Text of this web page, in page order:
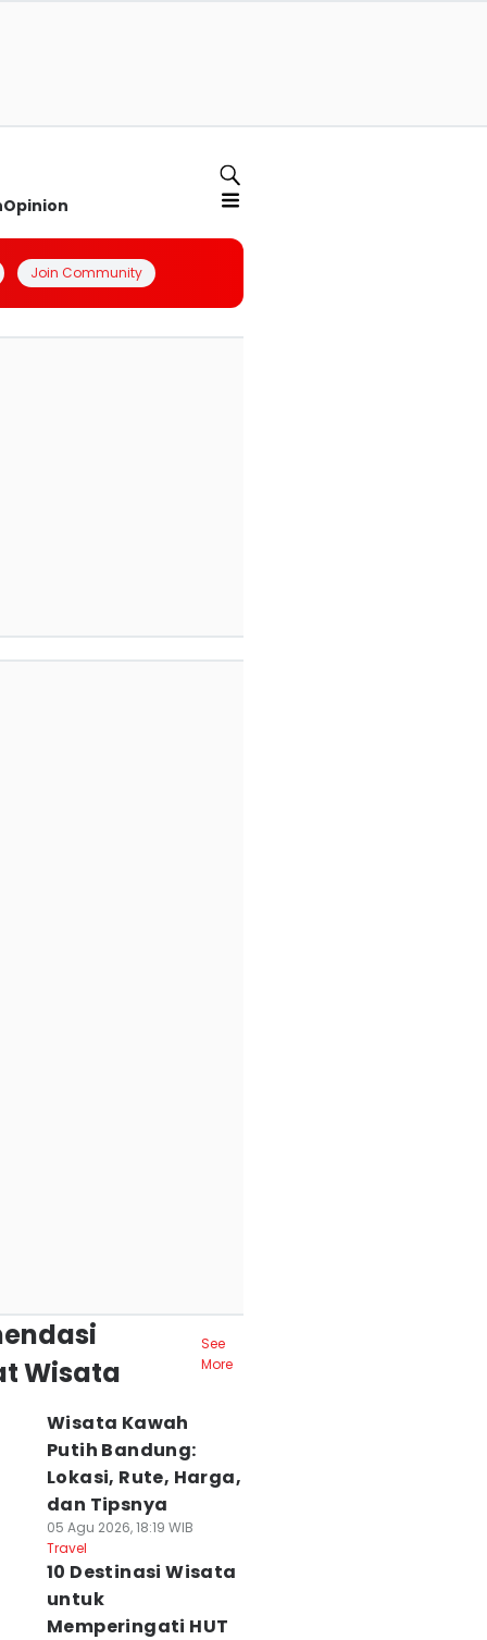
Opinion
Join Community
Wisata
See
More
Wisata Kawah
Putih Bandung:
Lokasi, Rute, Harga,
dan Tipsnya
05 Agu 2026, 18:19 WIB
Travel
10 Destinasi Wisata
untuk
Memperingati HUT